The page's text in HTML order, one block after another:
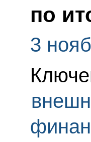
по
3